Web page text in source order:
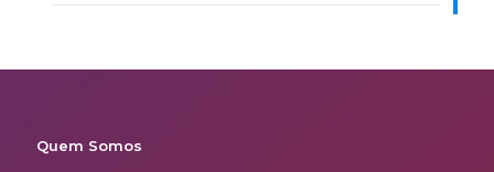
Quem Somos